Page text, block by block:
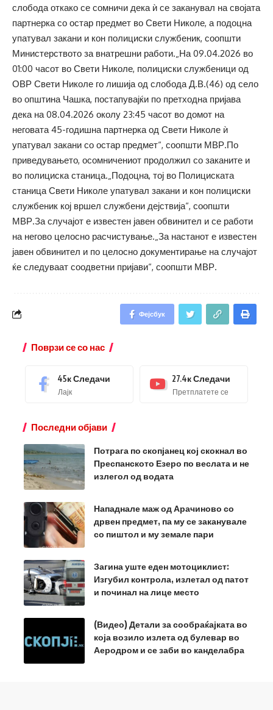
слобода откако се сомничи дека ѝ се заканувал на својата
партнерка со остар предмет во Свети Николе, а подоцна
упатувал закани и кон полициски службеник, соопшти
Министерството за внатрешни работи.„На 09.04.2026 во
01:00 часот во Свети Николе, полициски службеници од
ОВР Свети Николе го лишија од слобода Д.В.(46) од село
во општина Чашка, постапувајќи по претходна пријава
дека на 08.04.2026 околу 23:45 часот во домот на
неговата 45-годишна партнерка од Свети Николе ѝ
упатувал закани со остар предмет“, соопшти МВР.По
приведувањето, осомничениот продолжил со заканите и
во полициска станица.„Подоцна, тој во Полициската
станица Свети Николе упатувал закани и кон полициски
службеник кој вршел службени дејствија“, соопшти
МВР.За случајот е известен јавен обвинител и се работи
на негово целосно расчистување.„За настанот е известен
јавен обвинител и по целосно документирање на случајот
ќе следуваат соодветни пријави“, соопшти МВР.
Фејсбук
Поврзи се со нас
45кСледачи
Лајк
27.4кСледачи
Претплатете се
Последни објави
Потрага по скопјанец кој скокнал во
Преспанското Езеро по веслата и не
излегол од водата
Нападнале маж од Арачиново со
дрвен предмет, па му се заканувале
со пиштол и му земале пари
Загина уште еден мотоциклист:
Изгубил контрола, излетал од патот
и починал на лице место
(Видео) Детали за сообраќајката во
која возило излета од булевар во
Аеродром и се заби во канделабра